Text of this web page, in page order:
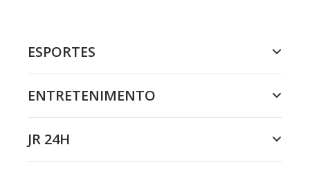
ESPORTES
ENTRETENIMENTO
JR 24H